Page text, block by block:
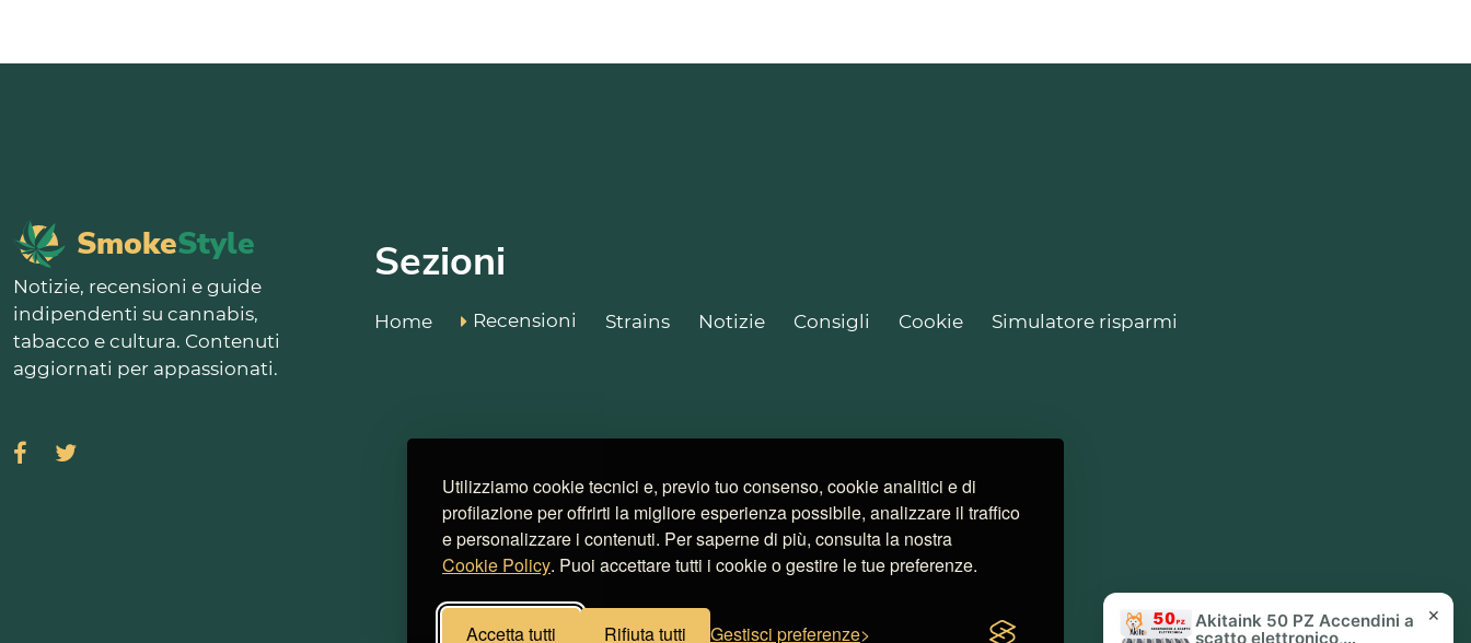
Utilizziamo cookie tecnici e, previo tuo consenso, cookie analitici e di
profilazione per offrirti la migliore esperienza possibile, analizzare il traffico
e personalizzare i contenuti. Per saperne di più, consulta la nostra
Cookie Policy. Puoi accettare tutti i cookie o gestire le tue preferenze.
Accetta tutti Rifiuta tutti Gestisci preferenze
SmokeStyle
Notizie, recensioni e guide
indipendenti su cannabis,
tabacco e cultura. Contenuti
aggiornati per appassionati.
Sezioni
Home Recensioni Strains Notizie Consigli Cookie Simulatore risparmi
Akitaink 50 PZ Accendini a
scatto elettronico,
✕